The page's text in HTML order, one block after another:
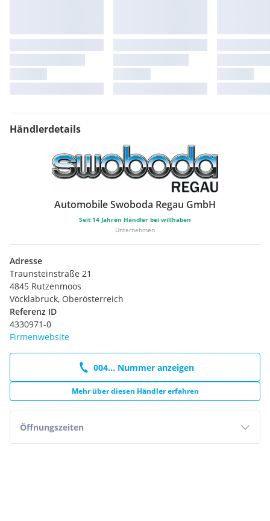
Laderaumabdeckung
Händlerdetails
Automobile Swoboda Regau GmbH
Seit 14 Jahren Händler bei willhaben
Unternehmen
Adresse
Traunsteinstraße 21
4845 Rutzenmoos
Vöcklabruck, Oberösterreich
Referenz ID
4330971-0
Firmenwebsite
004... Nummer anzeigen
Mehr über diesen Händler erfahren
Öffnungszeiten